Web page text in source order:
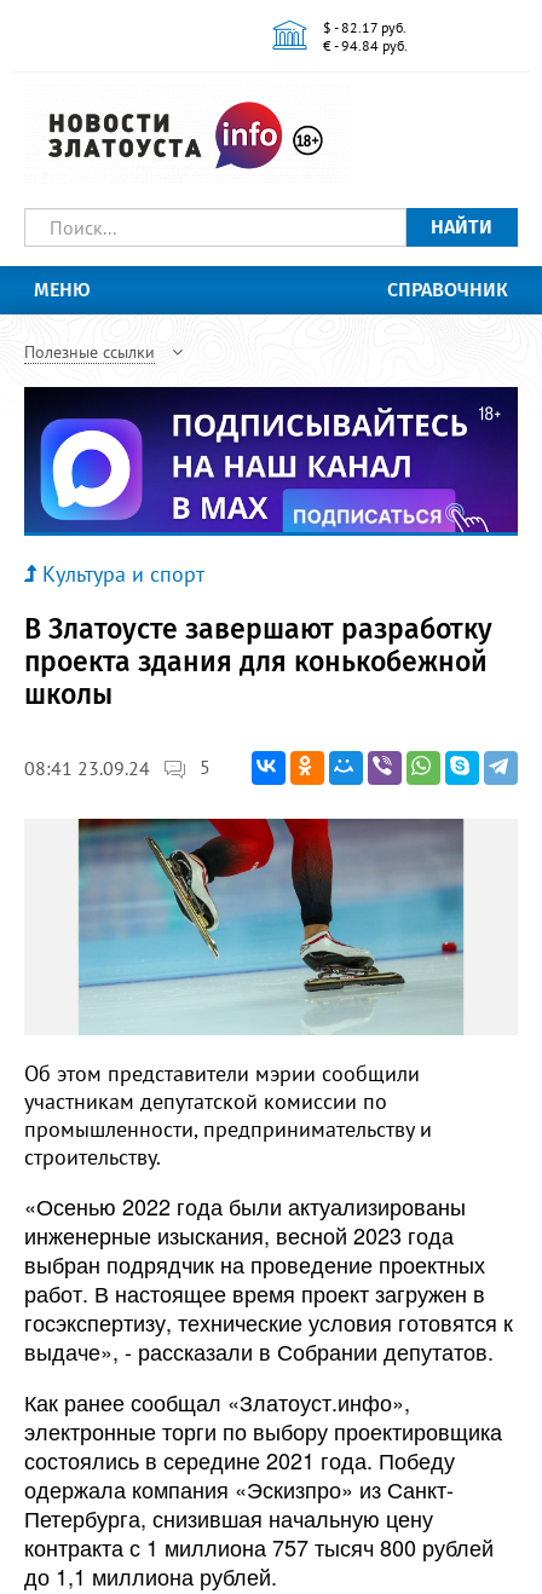
$ - 82.17 руб.
€ - 94.84 руб.
НАЙТИ
МЕНЮ СПРАВОЧНИК
Полезные ссылки
Культура и спорт
В Златоусте завершают разработку
проекта здания для конькобежной
школы
08:41 23.09.24 5
Об этом представители мэрии сообщили
участникам депутатской комиссии по
промышленности, предпринимательству и
строительству.
«Осенью 2022 года были актуализированы
инженерные изыскания, весной 2023 года
выбран подрядчик на проведение проектных
работ. В настоящее время проект загружен в
госэкспертизу, технические условия готовятся к
выдаче», - рассказали в Собрании депутатов.
Как ранее сообщал «Златоуст.инфо»,
электронные торги по выбору проектировщика
состоялись в середине 2021 года. Победу
одержала компания «Эскизпро» из Санкт-
Петербурга, снизившая начальную цену
контракта с 1 миллиона 757 тысяч 800 рублей
до 1,1 миллиона рублей.